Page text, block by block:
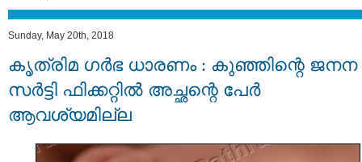
Sunday, May 20th, 2018
കൃത്രിമ ഗര്‍ഭ ധാരണം : കുഞ്ഞിന്റെ ജനന
സര്‍ട്ടി ഫിക്കറ്റില്‍ അച്ഛന്റെ പേര്‍
ആവശ്യമില്ല